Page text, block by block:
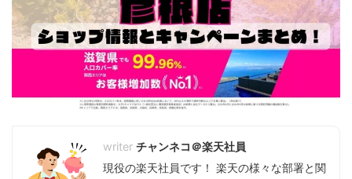
チャンネコ＠楽天社員
現役の楽天社員です！ 楽天の様々な部署と関